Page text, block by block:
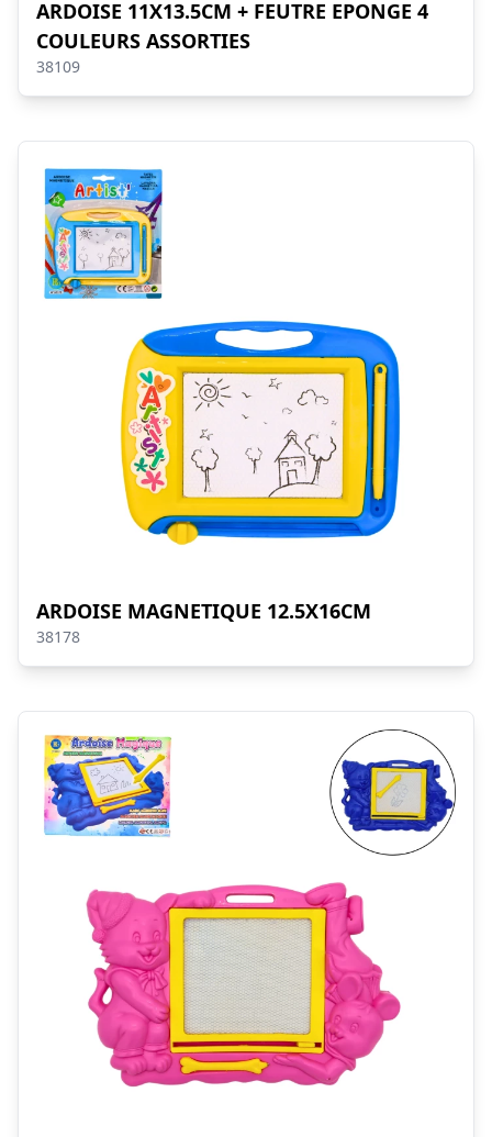
ARDOISE 11X13.5CM + FEUTRE EPONGE 4
COULEURS ASSORTIES
38109
ARDOISE MAGNETIQUE 12.5X16CM
38178